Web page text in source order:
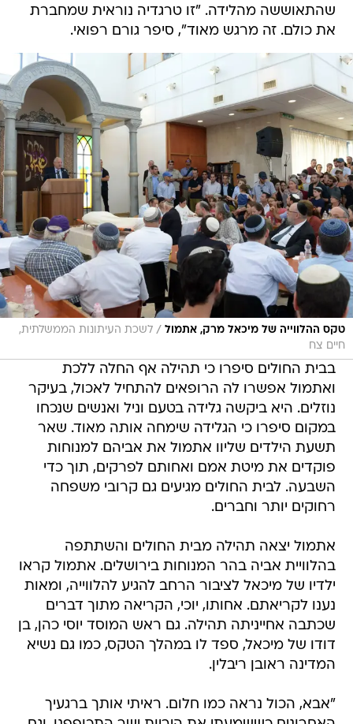
שהתאוששה מהלידה. "זו טרגדיה נוראית שמחברת
את כולם. זה מרגש מאוד", סיפר גורם רפואי.
טקס ההלווייה של מיכאל מרק, אתמול / לשכת העיתונות הממשלתית,
חיים צח
בבית החולים סיפרו כי תהילה אף החלה ללכת
ואתמול אפשרו לה הרופאים להתחיל לאכול, בעיקר
נוזלים. היא ביקשה גלידה בטעם וניל ואנשים שנכחו
במקום סיפרו כי הגלידה שימחה אותה מאוד. שאר
תשעת הילדים שליוו אתמול את אביהם למנוחות
פוקדים את מיטת אמם ואחותם לפרקים, תוך כדי
השבעה. לבית החולים מגיעים גם קרובי משפחה
רחוקים יותר וחברים.
אתמול יצאה תהילה מבית החולים והשתתפה
בהלוויית אביה בהר המנוחות בירושלים. אתמול קראו
ילדיו של מיכאל לציבור הרחב להגיע להלווייה, ומאות
נענו לקריאתם. אחותו, יוכי, הקריאה מתוך דברים
שכתבה אחייניתה תהילה. גם ראש המוסד יוסי כהן, בן
דודו של מיכאל, ספד לו במהלך הטקס, כמו גם נשיא
המדינה ראובן ריבלין.
"אבא, הכול נראה כמו חלום. ראיתי אותך ברגעיך